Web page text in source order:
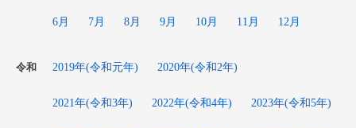
6月 7月 8月 9月 10月 11月 12月
令和 2019年(令和元年) 2020年(令和2年)
2021年(令和3年) 2022年(令和4年) 2023年(令和5年)